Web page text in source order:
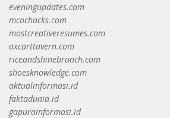
eveningupdates.com
mcochacks.com
mostcreativeresumes.com
oxcarttavern.com
riceandshinebrunch.com
shoesknowledge.com
aktualinformasi.id
faktadunia.id
gapurainformasi.id